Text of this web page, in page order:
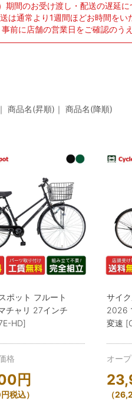
期間のお受け渡し・配送の遅延に
は通常より1週間ほどお時間をい
前に店舗の営業日をご確認のう
｜商品名(昇順) ｜商品名(降順)
ポット フルート
チャリ 27インチ
HD]
格
円
円税込）
サイ
2026
変速
オー
（